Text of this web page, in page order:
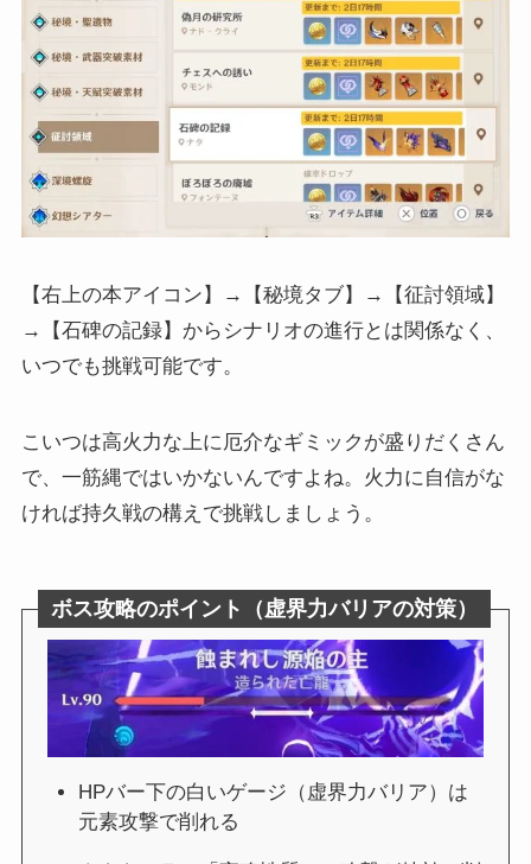
【右上の本アイコン】→【秘境タブ】→【征討領域】
→【石碑の記録】からシナリオの進行とは関係なく、
いつでも挑戦可能です。
こいつは高火力な上に厄介なギミックが盛りだくさん
で、一筋縄ではいかないんですよね。火力に自信がな
ければ持久戦の構えで挑戦しましょう。
ボス攻略のポイント（虚界力バリアの対策）
HPバー下の白いゲージ（虚界力バリア）は
元素攻撃で削れる